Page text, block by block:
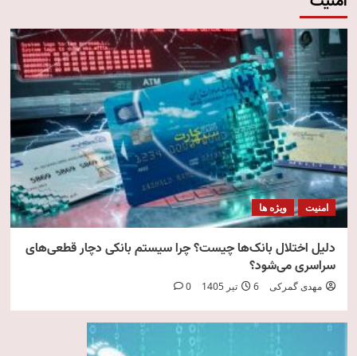
امنیت ویژه ها
دلیل اختلال بانک‌ها چیست؟ چرا سیستم بانکی دچار قطعی‌های
سراسری می‌شود؟
مهدی گمرکی 6 تیر 1405 0